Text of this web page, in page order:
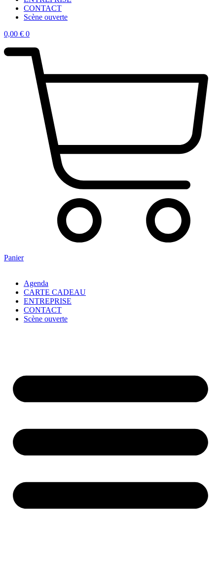
CONTACT
Scène ouverte
0,00 € 0
Panier
Agenda
CARTE CADEAU
ENTREPRISE
CONTACT
Scène ouverte